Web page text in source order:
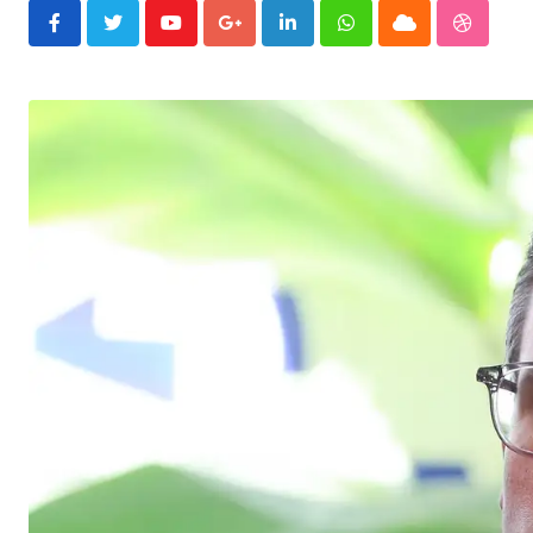
YoutubeGoogle+LinkedInWhatsappCloud